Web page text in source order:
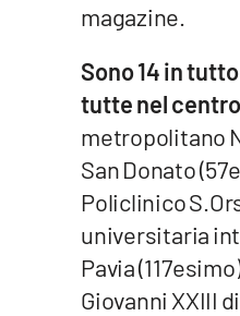
Reggio Calabria
magazine.
Sono 14 in
tutte nel
metropolitano
San Donato
Policlinico
universitaria
Pavia
Giovanni XXIII